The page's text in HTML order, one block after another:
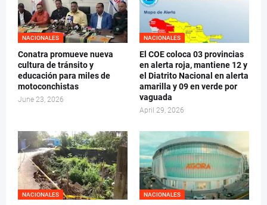
NACIONALES
Conatra promueve nueva
cultura de tránsito y
educación para miles de
motoconchistas
June 23, 2026
NACIONALES
El COE coloca 03 provincias
en alerta roja, mantiene 12 y
el Diatrito Nacional en alerta
amarilla y 09 en verde por
vaguada
April 29, 2026
NACIONALES NACIONALES